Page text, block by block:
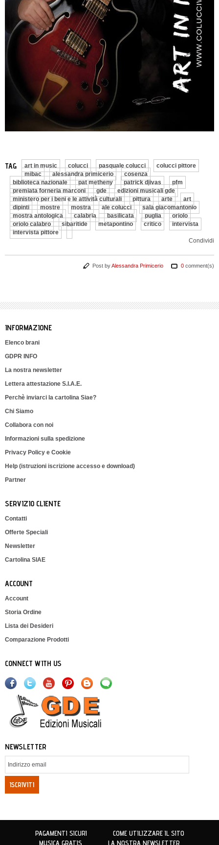
TAG art in music colucci pasquale colucci
colucci pittore
mibac
alessandra primicerio
cosenza
biblioteca nazionale
pat metheny patrick djivas
pfm
premiata forneria marconi
gde
edizioni musicali gde
ministero per i beni e le attività culturali
pittura arte
art
dipinti
mostre mostra ale colucci
sala giacomantonio
mostra antologica
calabria basilicata puglia
oriolo
oriolo calabro
sibaritide metapontino critico
intervista
intervista pittore
Condividi
Post byAlessandra Primicerio 0 comment(s)
INFORMAZIONE
Elenco brani
GDPR INFO
La nostra newsletter
Lettera attestazione S.I.A.E.
Perchè inviarci la cartolina Siae?
Chi Siamo
Collabora con noi
Informazioni sulla spedizione
Privacy Policy e Cookie
Help (istruzioni iscrizione accesso e download)
Partner
SERVIZIO CLIENTE
Contatti
Offerte Speciali
Newsletter
Cartolina SIAE
ACCOUNT
Account
Storia Ordine
Lista dei Desideri
Comparazione Prodotti
CONNECT WITH US
NEWSLETTER
ISCRIVITI
PAGAMENTI SICURI
COME UTILIZZARE IL SITO
MUSICA GRATIS
LA NOSTRA NEWSLETTER